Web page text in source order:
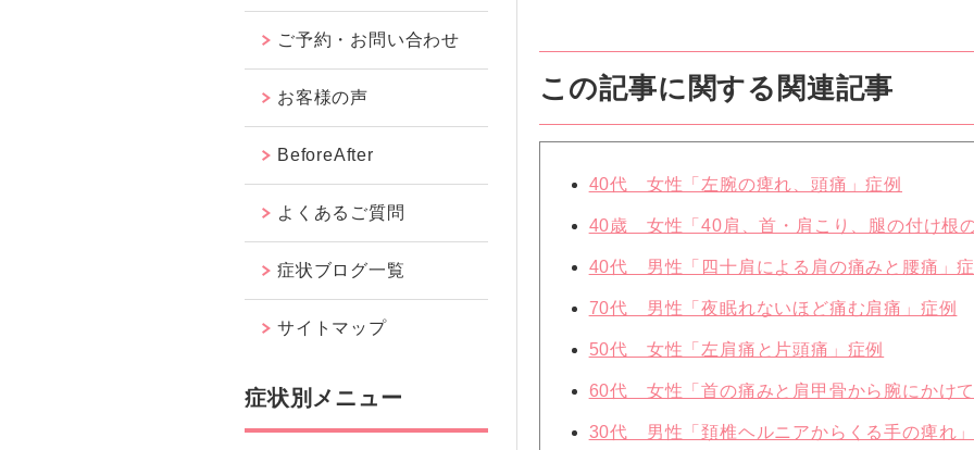
この記事に関する関連記事
40代 女性「左腕の痺れ、頭痛」症例
40歳 女性「40肩、首・肩こり、腿の付け根
40代 男性「四十肩による肩の痛みと腰痛」
70代 男性「夜眠れないほど痛む肩痛」症例
50代 女性「左肩痛と片頭痛」症例
60代 女性「首の痛みと肩甲骨から腕にかけ
30代 男性「頚椎ヘルニアからくる手の痺れ
ご予約・お問い合わせ
お客様の声
BeforeAfter
よくあるご質問
症状ブログ一覧
サイトマップ
症状別メニュー